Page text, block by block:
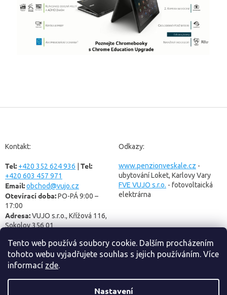
Tento web používá soubory cookie. Dalším procházením
tohoto webu vyjadřujete souhlas s jejich používáním. Více
informací zde.
Nastavení
Kontakt:
Tel: +420 352 624 936 | Tel:
+420 603 457 971
Email:obchod@vujo.cz
Otevírací doba:PO-PÁ 9:00 –
17:00
Adresa:VUJO s.r.o., Křížová 116,
Sokolov 356 01
Odkazy:
www.penzionveskale.cz -
ubytování Loket, Karlovy Vary
FVE VUJO s.r.o. - fotovoltaická
elektrárna
Vytvořil Shoptet